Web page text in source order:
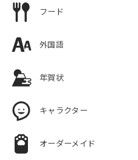
フード
外国語
年賀状
キャラクター
オーダーメイド